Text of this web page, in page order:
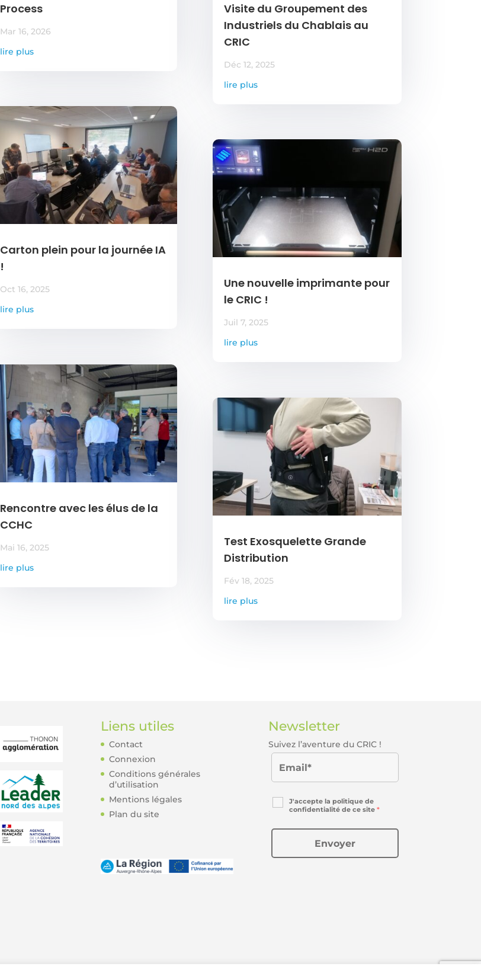
Process
Mar 16, 2026
lire plus
Carton plein pour la journée IA
!
Oct 16, 2025
lire plus
Rencontre avec les élus de la
CCHC
Mai 16, 2025
lire plus
Visite du Groupement des
Industriels du Chablais au
CRIC
Déc 12, 2025
lire plus
Une nouvelle imprimante pour
le CRIC !
Juil 7, 2025
lire plus
Test Exosquelette Grande
Distribution
Fév 18, 2025
lire plus
Liens utiles
Contact
Connexion
Conditions générales
d’utilisation
Mentions légales
Plan du site
Newsletter
Suivez l’aventure du CRIC !
J'accepte la politique de
confidentialité de ce site*